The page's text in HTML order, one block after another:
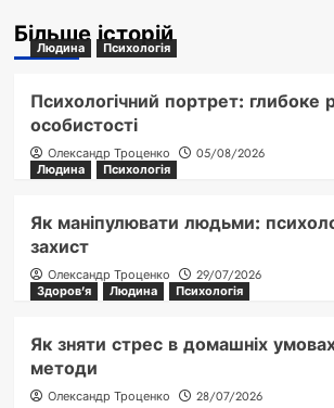
Більше історій
Людина Психологія
Психологічний портрет: глибоке
особистості
Олександр Троценко
05/08/2026
Людина
Психологія
Як маніпулювати людьми:
захист
Олександр Троценко
29/07/2026
Здоров'я
Людина Психологія
Як зняти стрес в домашніх
методи
Олександр Троценко 28/07/2026